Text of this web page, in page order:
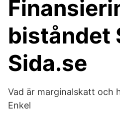
biståndet
Sida.se
Vad är marginalskatt och
Enkel